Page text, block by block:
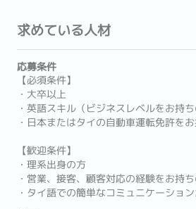
求めている人材
応募条件
【必須条件】
・大卒以上
・英語スキル（ビジネスレベルをお持ち
・日本またはタイの自動車運転免許を
【歓迎条件】
・理系出身の方
・営業、接客、顧客対応の経験をお持
・タイ語での簡単なコミュニケーショ